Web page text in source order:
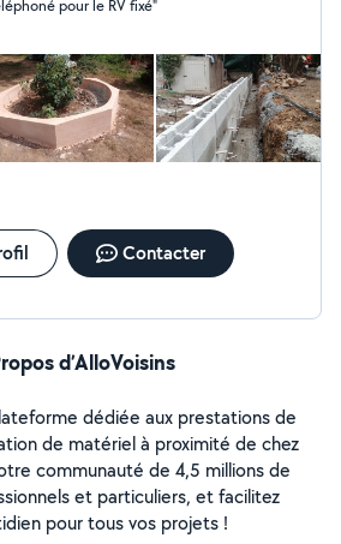
venu, n' a pas téléphoné pour le RV fixé"
Contacter
d’AlloVoisins
dédiée aux prestations de
de matériel à proximité de chez
communauté de 4,5 millions de
et particuliers, et facilitez
pour tous vos projets !